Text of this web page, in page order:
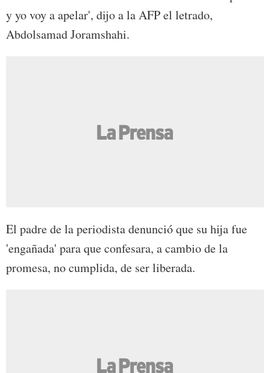
y yo voy a apelar', dijo a la AFP el letrado,
Abdolsamad Joramshahi.
El padre de la periodista denunció que su hija fue
'engañada' para que confesara, a cambio de la
promesa, no cumplida, de ser liberada.